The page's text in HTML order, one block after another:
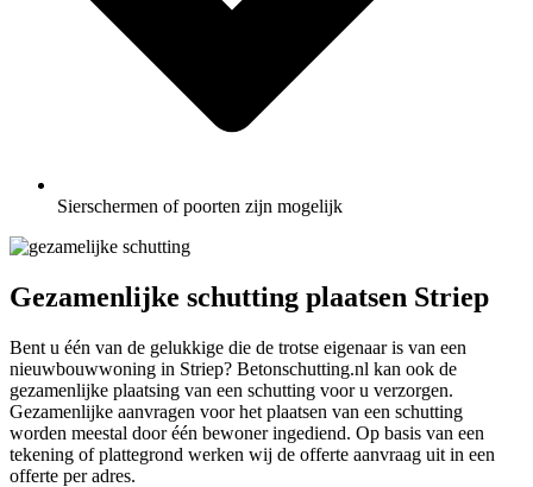
Sierschermen of poorten zijn mogelijk
Gezamenlijke schutting plaatsen Striep
Bent u één van de gelukkige die de trotse eigenaar is van een
nieuwbouwwoning in Striep? Betonschutting.nl kan ook de
gezamenlijke plaatsing van een schutting voor u verzorgen.
Gezamenlijke aanvragen voor het plaatsen van een schutting
worden meestal door één bewoner ingediend. Op basis van een
tekening of plattegrond werken wij de offerte aanvraag uit in een
offerte per adres.